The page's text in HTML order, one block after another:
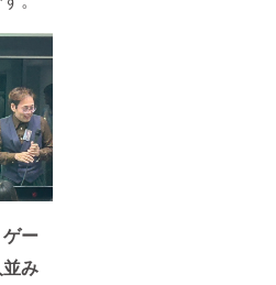
ー
み